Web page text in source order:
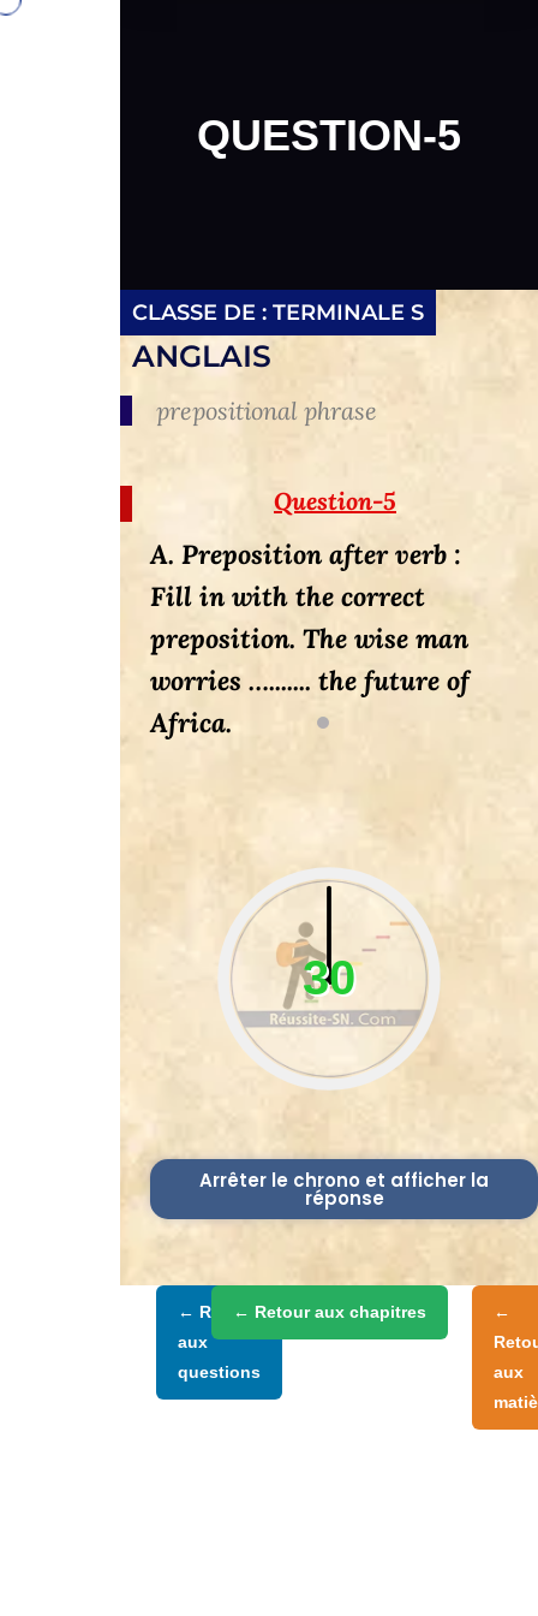
QUESTION-5
30
Arrêter le chrono et afficher la
réponse
CLASSE DE : TERMINALE S
ANGLAIS
prepositional phrase
Question-5
A. Preposition after verb :
Fill in with the correct
preposition. The wise man
worries …....... the future of
Africa.
← Retour
aux
questions
← Retour aux chapitres
←
aux